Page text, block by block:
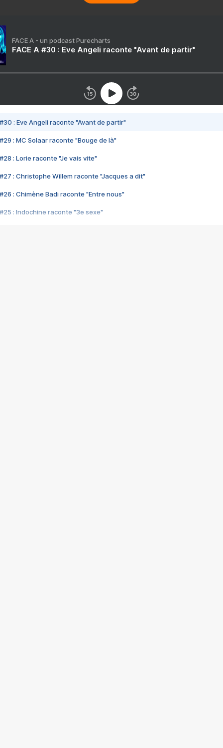
FACE A - un podcast Purecharts
FACE A #30 : Eve Angeli raconte "Avant de partir"
#30 : Eve Angeli raconte "Avant de partir"
#29 : MC Solaar raconte "Bouge de là"
#28 : Lorie raconte "Je vais vite"
#27 : Christophe Willem raconte "Jacques a dit"
#26 : Chimène Badi raconte "Entre nous"
#25 : Indochine raconte "3e sexe"